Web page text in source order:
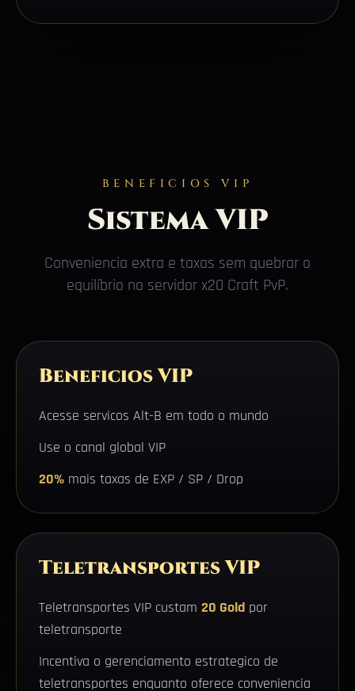
BENEFICIOS VIP
Sistema VIP
Conveniencia extra e taxas sem quebrar o
equilíbrio no servidor x20 Craft PvP.
Beneficios VIP
Acesse servicos Alt-B em todo o mundo
Use o canal global VIP
20% mais taxas de EXP / SP / Drop
Teletransportes VIP
Teletransportes VIP custam 20 Gold por
teletransporte
Incentiva o gerenciamento estrategico de
teletransportes enquanto oferece conveniencia